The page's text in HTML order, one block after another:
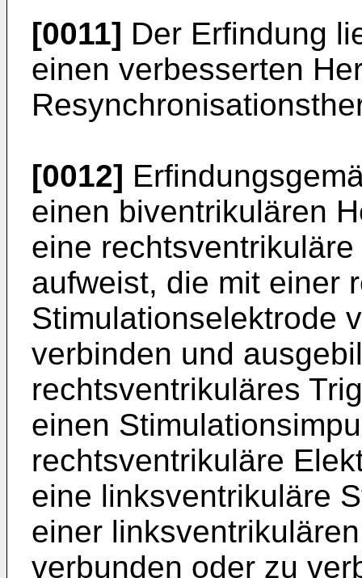
[0011] Der Erfindung
einen verbesserten
[0012]
einen biventrikulären
eine
aufweist, die mit einer
Stimulationselektrode
verbinden und
rechtsventrikuläres
einen
rechtsventrikuläre
eine linksventrikuläre
einer
verbunden oder zu